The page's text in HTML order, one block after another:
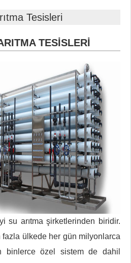
Tesisleri
TESİSLERİ
su arıtma şirketlerinden biridir.
fazla ülkede her gün milyonlarca
binlerce özel sistem de dahil